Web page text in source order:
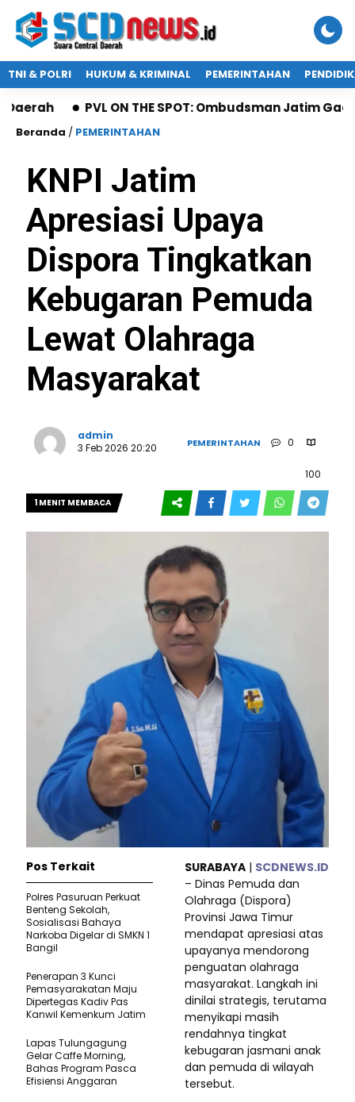
TNI & POLRI HUKUM & KRIMINAL PEMERINTAHAN
PVL ON THE SPOT: Ombudsman Jatim Gaet
Beranda / PEMERINTAHAN
KNPI Jatim
Apresiasi Upaya
Dispora Tingkatkan
Kebugaran Pemuda
Lewat Olahraga
Masyarakat
admin
3 Feb 2026 20:20
PEMERINTAHAN 0
100
1 MENIT MEMBACA
SURABAYA | SCDNEWS.ID
– Dinas Pemuda dan
Olahraga (Dispora)
Provinsi Jawa Timur
mendapat apresiasi atas
upayanya mendorong
penguatan olahraga
masyarakat. Langkah ini
dinilai strategis, terutama
menyikapi masih
rendahnya tingkat
kebugaran jasmani anak
dan pemuda di wilayah
tersebut.
Pos Terkait
Polres Pasuruan Perkuat
Benteng Sekolah,
Sosialisasi Bahaya
Narkoba Digelar di SMKN 1
Bangil
Penerapan 3 Kunci
Pemasyarakatan Maju
Dipertegas Kadiv Pas
Kanwil Kemenkum Jatim
Lapas Tulungagung
Gelar Caffe Morning,
Bahas Program Pasca
Efisiensi Anggaran